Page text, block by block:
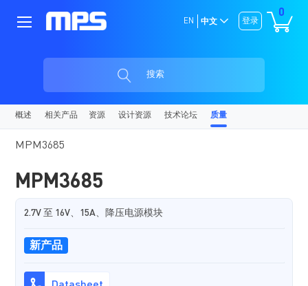
0
登录
EN 中文
搜索
概述 相关产品 资源 设计资源 技术论坛 质量
MPM3685
MPM3685
2.7V 至 16V、15A、降压电源模块
新产品